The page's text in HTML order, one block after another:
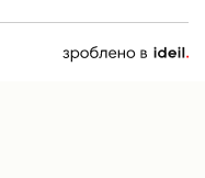
зроблено